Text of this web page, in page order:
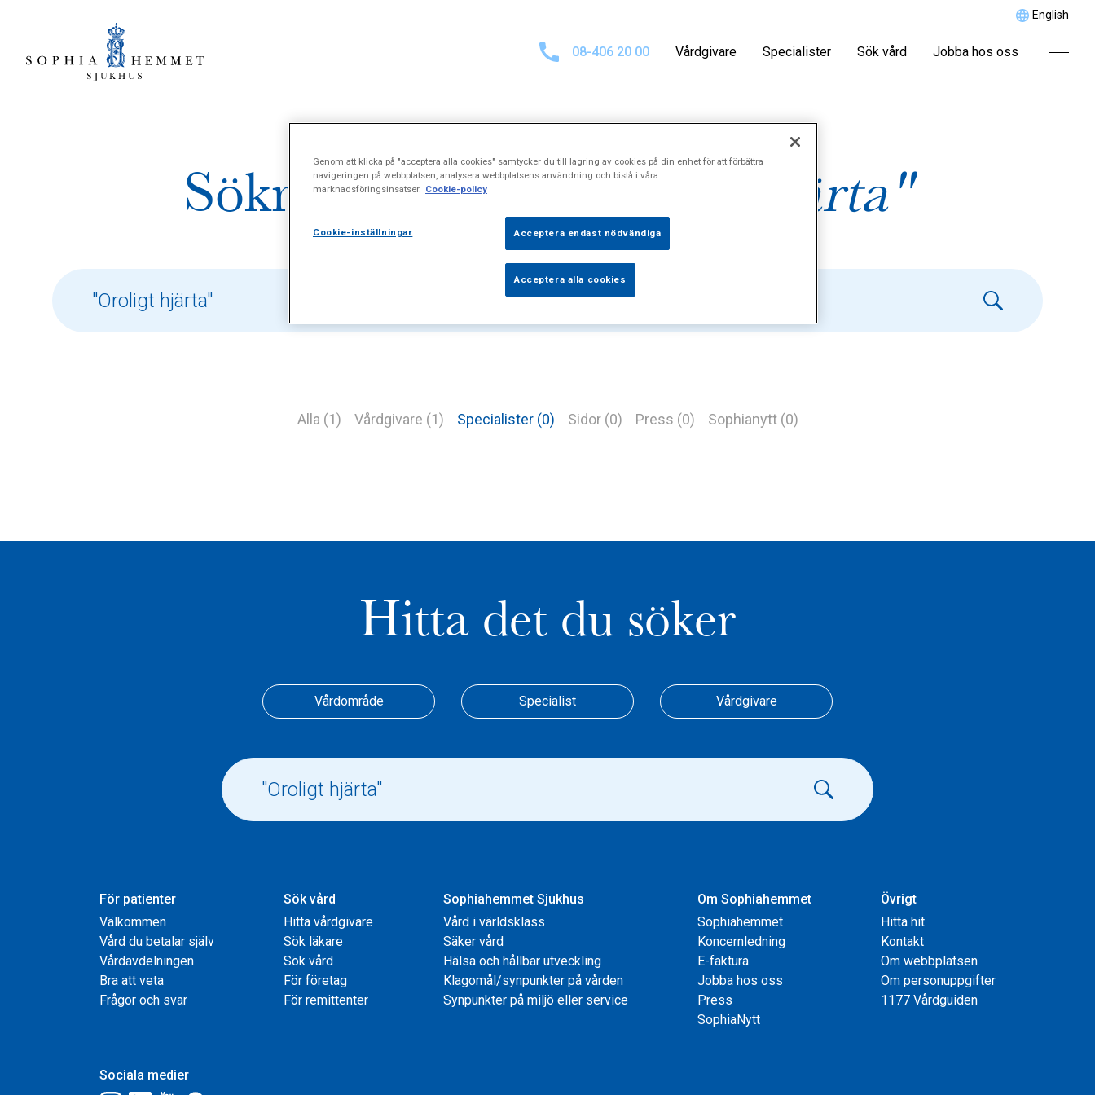
English
08-406 20 00 Vårdgivare Specialister Sök vård Jobba hos oss
Sökresultat för"Oroligt hjärta"
Alla (1) Vårdgivare (1) Specialister (0) Sidor (0) Press (0) Sophianytt (0)
Hitta det du söker
Vårdområde Specialist Vårdgivare
För patienter
Välkommen
Vård du betalar själv
Vårdavdelningen
Bra att veta
Frågor och svar
Sök vård
Hitta vårdgivare
Sök läkare
Sök vård
För företag
För remittenter
Sophiahemmet Sjukhus
Vård i världsklass
Säker vård
Hälsa och hållbar utveckling
Klagomål/synpunkter på vården
Synpunkter på miljö eller service
Om Sophiahemmet
Sophiahemmet
Koncernledning
E-faktura
Jobba hos oss
Press
SophiaNytt
Övrigt
Hitta hit
Kontakt
Om webbplatsen
Om personuppgifter
1177 Vårdguiden
Sociala medier
Genom att klicka på "acceptera alla cookies" samtycker du till lagring av cookies på din enhet för att förbättra
navigeringen på webbplatsen, analysera webbplatsens användning och bistå i våra
marknadsföringsinsatser. Cookie-policy
Cookie-inställningar Acceptera endast nödvändiga
Acceptera alla cookies